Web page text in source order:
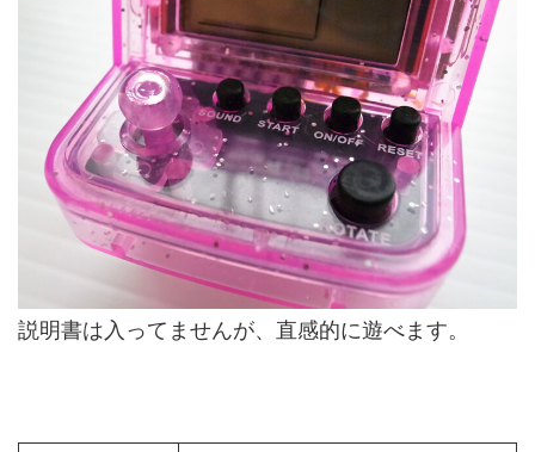
説明書は入ってませんが、直感的に遊べます。